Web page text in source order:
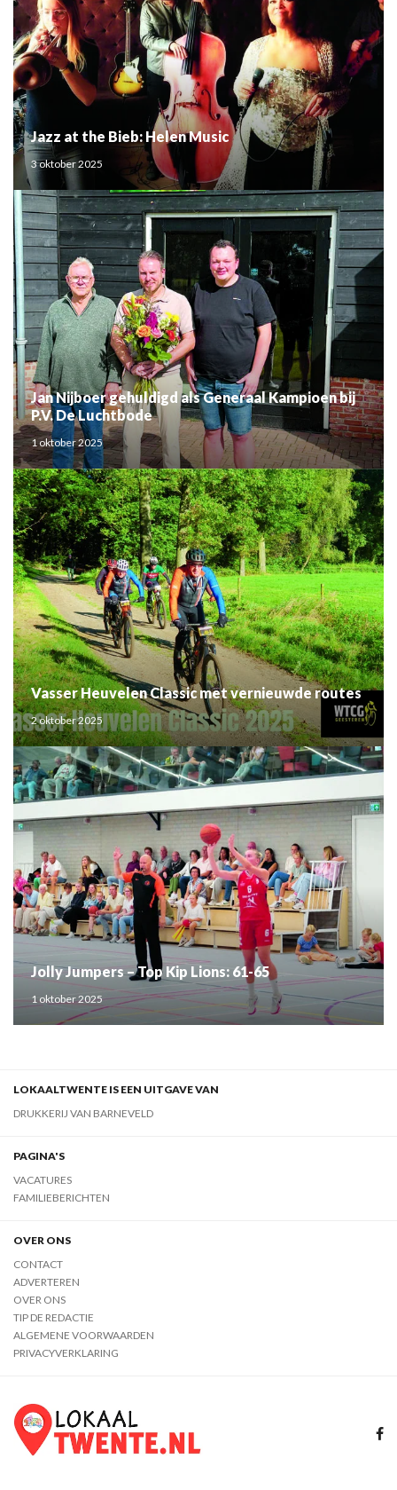
Jazz at the Bieb: Helen Music
3 oktober 2025
Jan Nijboer gehuldigd als Generaal Kampioen bij
P.V. De Luchtbode
1 oktober 2025
Vasser Heuvelen Classic met vernieuwde routes
2 oktober 2025
Jolly Jumpers – Top Kip Lions: 61-65
1 oktober 2025
LOKAALTWENTE IS EEN UITGAVE VAN
DRUKKERIJ VAN BARNEVELD
PAGINA'S
VACATURES
FAMILIEBERICHTEN
OVER ONS
CONTACT
ADVERTEREN
OVER ONS
TIP DE REDACTIE
ALGEMENE VOORWAARDEN
PRIVACYVERKLARING